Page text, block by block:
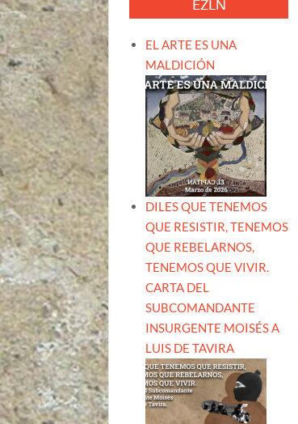
EZLN
EL ARTE ES UNA
MALDICIÓN
DILES QUE TENEMOS
QUE RESISTIR, TENEMOS
QUE REBELARNOS,
TENEMOS QUE VIVIR.
CARTA DEL
SUBCOMANDANTE
INSURGENTE MOISÉS A
LUIS DE TAVIRA